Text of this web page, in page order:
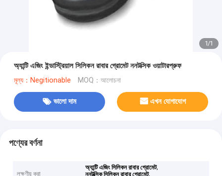
1/1
অ্যান্টি এজিং ইন্ডাস্ট্রিয়াল সিলিকন রাবার গ্রোমেট ননটক্সিক ওয়াটারপ্রুফ
মূল্য：Negitionable MOQ：আলোচনা
ভালো দাম এখন যোগাযোগ
পণ্যের বর্ণনা
লক্ষণীয় করা
অ্যান্টি এজিং সিলিকন রাবার গ্রোমেট,
ননটক্সিক সিলিকন রাবার গ্রোমেট,